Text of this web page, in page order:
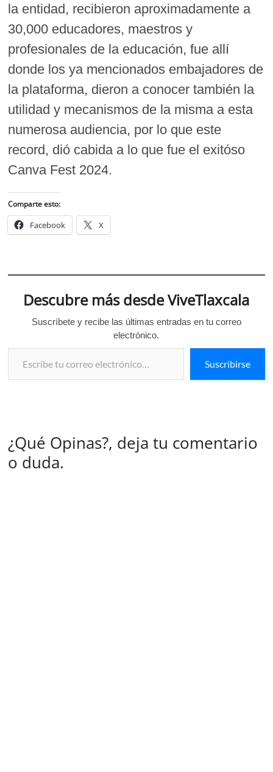
la entidad, recibieron aproximadamente a
30,000 educadores, maestros y
profesionales de la educación, fue allí
donde los ya mencionados embajadores de
la plataforma, dieron a conocer también la
utilidad y mecanismos de la misma a esta
numerosa audiencia, por lo que este
record, dió cabida a lo que fue el exitóso
Canva Fest 2024.
Comparte esto:
Facebook X
Descubre más desde ViveTlaxcala
Suscríbete y recibe las últimas entradas en tu correo
electrónico.
Escribe tu correo electrónico…
Suscribirse
¿Qué Opinas?, deja tu comentario
o duda.